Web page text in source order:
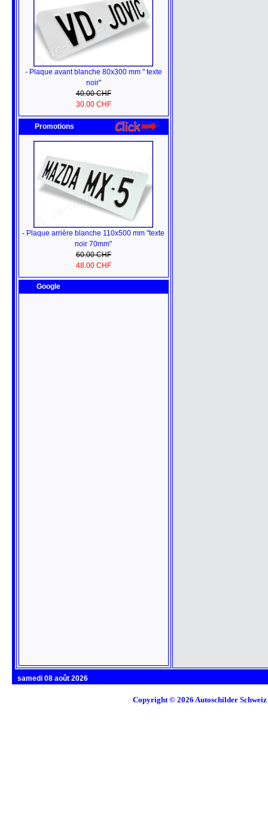
- Plaque avant blanche 80x300 mm " texte
noir"
40.00 CHF
30.00 CHF
Promotions
- Plaque arrière blanche 110x500 mm "texte
noir 70mm"
60.00 CHF
48.00 CHF
Google
samedi 08 août 2026
Copyright © 2026 Autoschilder